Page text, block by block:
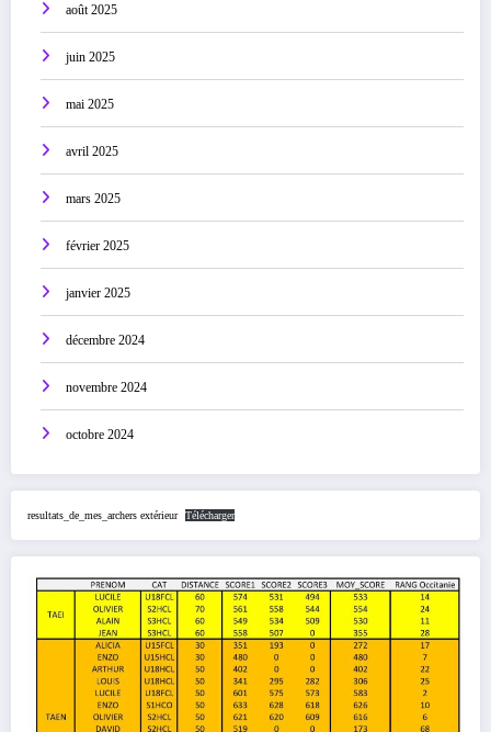
août 2025
juin 2025
mai 2025
avril 2025
mars 2025
février 2025
janvier 2025
décembre 2024
novembre 2024
octobre 2024
resultats_de_mes_archers extérieur Télécharger